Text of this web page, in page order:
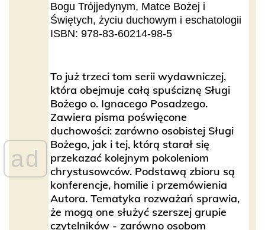
ad
Bogu Trójjedynym, Matce Bożej i
Świętych, życiu duchowym i eschatologii
ISBN: 978-83-60214-98-5
To już trzeci tom serii wydawniczej,
która obejmuje całą spuściznę Sługi
Bożego o. Ignacego Posadzego.
Zawiera pisma poświęcone
duchowości: zarówno osobistej Sługi
Bożego, jak i tej, którą starał się
przekazać kolejnym pokoleniom
chrystusowców. Podstawą zbioru są
konferencje, homilie i przemówienia
Autora. Tematyka rozważań sprawia,
że mogą one służyć szerszej grupie
czytelników - zarówno osobom